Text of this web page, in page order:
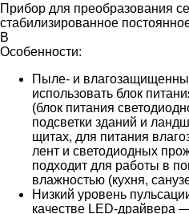
Прибор для преобразования
стабилизированное
В
Особенности:
Пыле- и
использовать блок
(блок питания
подсветки зданий и
щитах, для питания
лент и светодиодных
подходит для работы в
влажностью (кухня,
Низкий уровень
качестве LED-драйвера